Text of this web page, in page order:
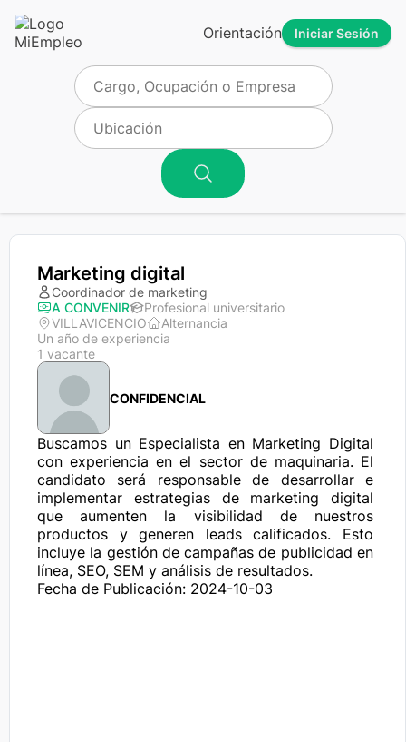
Orientación Iniciar Sesión
Marketing digital
Coordinador de marketing
A CONVENIR
Profesional universitario
VILLAVICENCIO
Alternancia
Un año de experiencia
1 vacante
CONFIDENCIAL
Buscamos un Especialista en Marketing Digital
con experiencia en el sector de maquinaria. El
candidato será responsable de desarrollar e
implementar estrategias de marketing digital
que aumenten la visibilidad de nuestros
productos y generen leads calificados. Esto
incluye la gestión de campañas de publicidad en
línea, SEO, SEM y análisis de resultados.
Fecha de Publicación: 2024-10-03